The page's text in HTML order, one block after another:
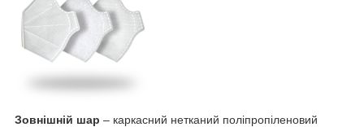
Зовнішній шар – каркасний нетканий поліпропіленовий